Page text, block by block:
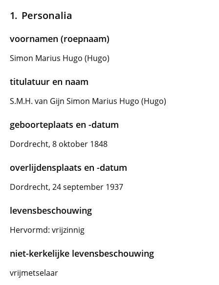
Personalia
voornamen (roepnaam)
Simon Marius Hugo (Hugo)
titulatuur en naam
S.M.H. van Gijn Simon Marius Hugo (Hugo)
geboorteplaats en -datum
Dordrecht, 8 oktober 1848
overlijdensplaats en -datum
Dordrecht, 24 september 1937
levensbeschouwing
Hervormd: vrijzinnig
niet-kerkelijke levensbeschouwing
vrijmetselaar